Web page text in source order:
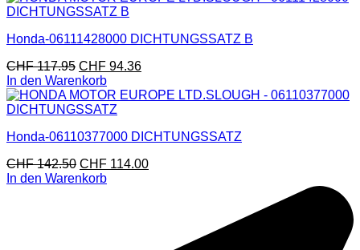
Honda-06111428000 DICHTUNGSSATZ B
CHF117.95 CHF 94.36
In den Warenkorb
Honda-06110377000 DICHTUNGSSATZ
CHF142.50 CHF 114.00
In den Warenkorb